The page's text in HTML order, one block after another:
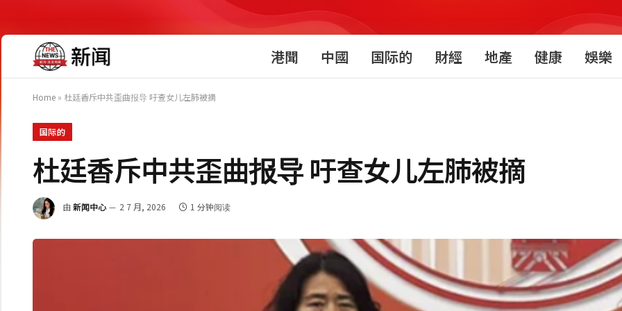
港聞 中國 国际的 財經 地產 健康 娛樂
Home » 杜廷香斥中共歪曲报导 吁查女儿左肺被摘
国际的
杜廷香斥中共歪曲报导 吁查女儿左肺被摘
由 新闻中心 2 7 月, 2026 1 分钟阅读